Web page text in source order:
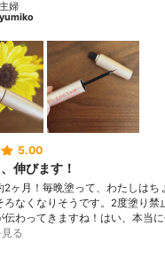
主婦
yumiko
5.00
伸びます！
2ヶ月！毎晩塗って、わたしはち
ろなくなりそうです。2度塗り禁
伝わってきますね！はい、本当
る